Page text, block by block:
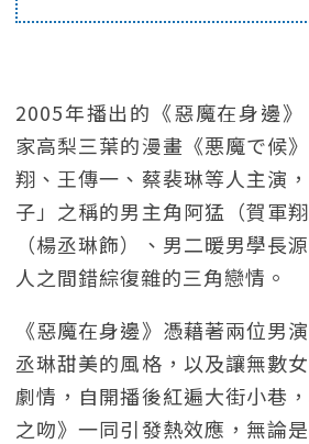
2005年播出的《惡魔在身邊
家高梨三葉的漫畫《悪魔で候
翔、王傳一、蔡裴琳等人主演
子」之稱的男主角阿猛（賀軍
（楊丞琳飾）、男二暖男學長
人之間錯綜復雜的三角戀情。
《惡魔在身邊》憑藉著兩位男
丞琳甜美的風格，以及讓無數
劇情，自開播後紅遍大街小巷
之吻》一同引發熱效應，無論